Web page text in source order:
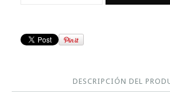
DESCRIPCIÓN DEL